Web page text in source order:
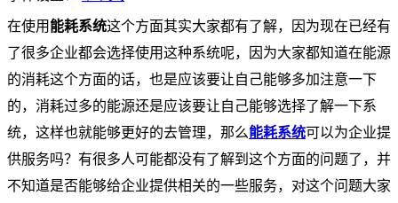
在使用 能耗系统这个方面其实大家都有了解，因为现在已经有
了很多企业都会选择使用这种系统呢，因为大家都知道在能源
的消耗这个方面的话，也是应该要让自己能够多加注意一下
的，消耗过多的能源还是应该要让自己能够选择了解一下系
统，这样也就能够更好的去管理，那么能耗系统可以为企业提
供服务吗？有很多人可能都没有了解到这个方面的问题了，并
不知道是否能够给企业提供相关的一些服务，对这个问题大家